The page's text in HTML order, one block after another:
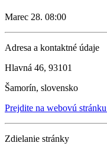
Marec 28. 08:00
Adresa a kontaktné údaje
Hlavná 46, 93101
Šamorín, slovensko
Prejdite na webovú
Zdielanie stránky